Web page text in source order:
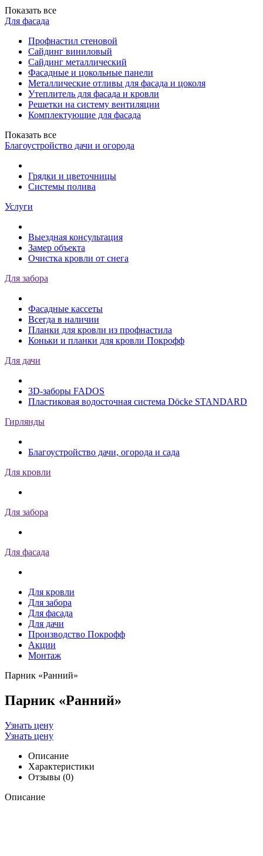
Показать все
Для фасада
Профнастил стеновой
Сайдинг виниловый
Сайдинг металлический
Фасадные и цокольные панели
Металлические отливы для фасада и цоколя
Утеплитель для фасада и кровли
Решетки на систему вентиляции
Комплектующие для фасада
Показать все
Благоустройство дачи и огорода
Грядки и цветочницы
Системы полива
Услуги
Выездная консультация
Замер объекта
Очистка кровли от снега
Для забора
Фасадные кассеты
Всегда в наличии
Планки для кровли из профнастила
Коньки и планки для кровли Покрофф
Для дачи
3D-заборы FADOS
Пластиковая водосточная система Döcke STANDARD
Гирлянды
Благоустройство дачи, огорода и сада
Для кровли
Для забора
Для фасада
Для кровли
Для забора
Для фасада
Для дачи
Производство Покрофф
Акции
Монтаж
Парник «Ранний»
Парник «Ранний»
Узнать цену
Узнать цену
Описание
Характеристики
Отзывы (0)
Описание